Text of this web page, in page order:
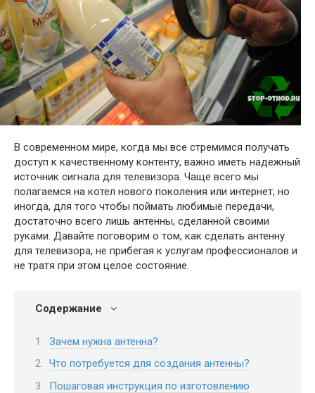
В современном мире, когда мы все стремимся получать
доступ к качественному контенту, важно иметь надежный
источник сигнала для телевизора. Чаще всего мы
полагаемся на котел нового поколения или интернет, но
иногда, для того чтобы поймать любимые передачи,
достаточно всего лишь антенны, сделанной своими
руками. Давайте поговорим о том, как сделать антенну
для телевизора, не прибегая к услугам профессионалов и
не тратя при этом целое состояние.
Содержание
Зачем нужна антенна?
Что потребуется для создания антенны?
Пошаговая инструкция по изготовлению